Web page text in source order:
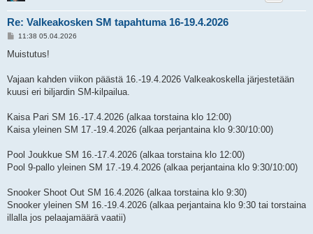
Re: Valkeakosken SM tapahtuma 16-19.4.2026
V
e
i
11:38 05.04.2026
Muistutus!
Vajaan kahden viikon päästä 16.-19.4.2026 Valkeakoskella järjestetään
kuusi eri biljardin SM-kilpailua.
Kaisa Pari SM 16.-17.4.2026 (alkaa torstaina klo 12:00)
Kaisa yleinen SM 17.-19.4.2026 (alkaa perjantaina klo 9:30/10:00)
Pool Joukkue SM 16.-17.4.2026 (alkaa torstaina klo 12:00)
Pool 9-pallo yleinen SM 17.-19.4.2026 (alkaa perjantaina klo 9:30/10:00)
Snooker Shoot Out SM 16.4.2026 (alkaa torstaina klo 9:30)
Snooker yleinen SM 16.-19.4.2026 (alkaa perjantaina klo 9:30 tai torstaina
illalla jos pelaajamäärä vaatii)